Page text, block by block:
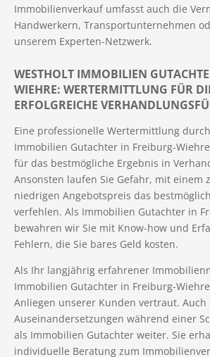
Immobilienverkauf umfasst auch die
Handwerkern, Transportunternehmen
unserem Experten-Netzwerk.
WESTHOLT IMMOBILIEN
WIEHRE: WERTERMITTLUNG FÜR
ERFOLGREICHE
Eine professionelle Wertermittlung
Immobilien Gutachter in Freiburg-
für das bestmögliche Ergebnis in
Ansonsten laufen Sie Gefahr, mit einem
niedrigen Angebotspreis das
verfehlen. Als Immobilien Gutachter in
bewahren wir Sie mit Know-how und
Fehlern, die Sie bares Geld kosten.
Als Ihr langjährig erfahrener
Immobilien Gutachter in Freiburg-
Anliegen unserer Kunden vertraut. Auch
Auseinandersetzungen während einer
als Immobilien Gutachter weiter. Sie
individuelle Beratung zum